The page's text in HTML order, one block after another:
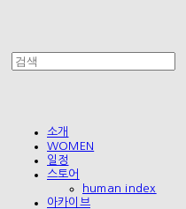
소개
WOMEN
일정
스토어
human index
아카이브